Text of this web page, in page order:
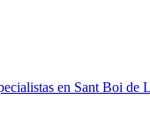
en Sant Boi de